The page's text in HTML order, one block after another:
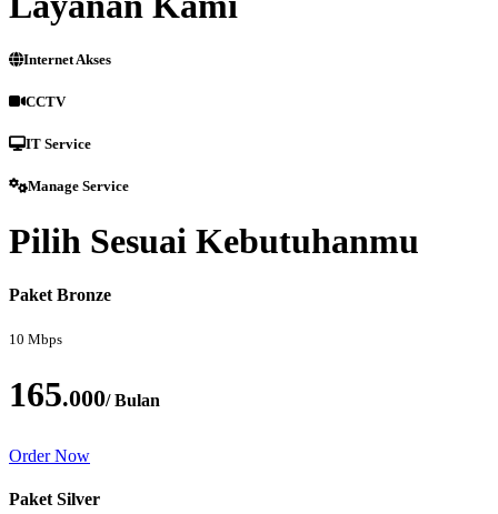
Internet Akses
CCTV
IT Service
Manage Service
Pilih Sesuai Kebutuhanmu
Paket Bronze
10 Mbps
165.000/ Bulan
Order Now
Paket Silver